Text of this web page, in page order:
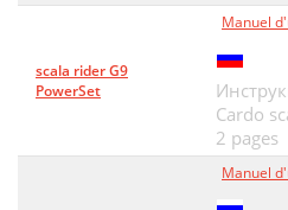
scala rider G9
PowerSet
Manuel
Cardo
2 pages
Manuel